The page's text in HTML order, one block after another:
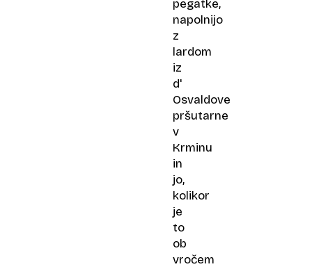
pegatke,
napolnijo
z
lardom
iz
d'
Osvaldove
pršutarne
v
Krminu
in
jo,
kolikor
je
to
ob
vročem